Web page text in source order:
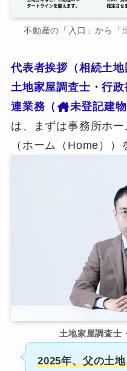
不動産の「入口」から「
代表者挨拶（相続土地
土地家屋調査士・行
連業務（
未登記建
は、まずは事務所ホ
（ホーム（Home））
土地家屋調査士
2025年、父の土